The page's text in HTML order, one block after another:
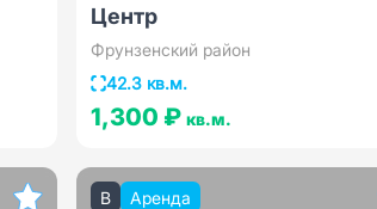
Центр
Фрунзенский район
42.3 кв.м.
1,300 ₽ кв.м.
B Аренда